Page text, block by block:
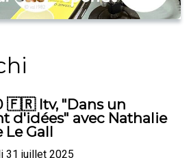
🇫🇷 Itv, "Dans un
d'idées" avec Nathalie
Le Gall
31 juillet 2025